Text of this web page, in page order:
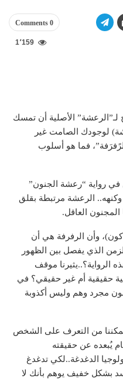
0 Comments
1٬159
لـ”الرعشة” الأصلية أن تمسك
لوجودك الصامت غير
فما هو أسلوب
في رواية “رعشة الجنون”
وكنهه.. الرعشة مرتبطة بقلق
المجنون العاقل.
وأن الرفرفة هي أن
الذي يفصل بين الظهور
الرواية؟..يثيرنا موقف
حقيقية أم غير حقيقي؟ في
مجرد وهم وليس أكذوبة
يمكننا من التعرف على الشخص
يُبعده عن حقيقته
الدغدغة..لكي تدغدغ
بشكل خفيف يوهم بأنك لا